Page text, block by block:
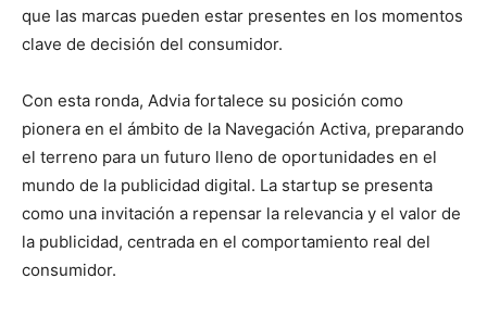
que las marcas pueden estar presentes en los momentos
clave de decisión del consumidor.
Con esta ronda, Advia fortalece su posición como
pionera en el ámbito de la Navegación Activa, preparando
el terreno para un futuro lleno de oportunidades en el
mundo de la publicidad digital. La startup se presenta
como una invitación a repensar la relevancia y el valor de
la publicidad, centrada en el comportamiento real del
consumidor.